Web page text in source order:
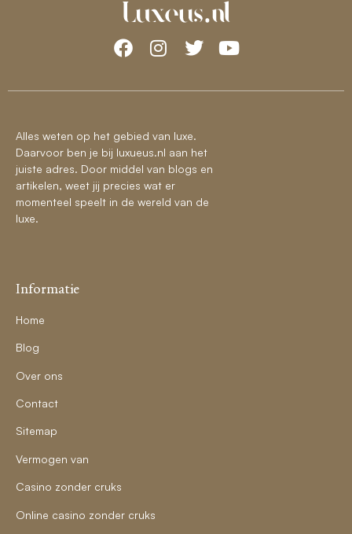
Alles weten op het gebied van luxe.
Daarvoor ben je bij luxueus.nl aan het
juiste adres. Door middel van blogs en
artikelen, weet jij precies wat er
momenteel speelt in de wereld van de
luxe.
Informatie
Home
Blog
Over ons
Contact
Sitemap
Vermogen van
Casino zonder cruks
Online casino zonder cruks